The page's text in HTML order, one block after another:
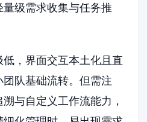
级需求收集与任务推
低，界面交互本土化且直
队基础流转。但需注
与自定义工作流能力，